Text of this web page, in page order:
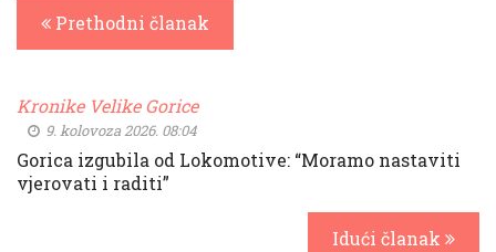
Prethodni članak
Kronike Velike Gorice
9. kolovoza 2026. 08:04
Gorica izgubila od Lokomotive: “Moramo nastaviti
vjerovati i raditi”
Idući članak